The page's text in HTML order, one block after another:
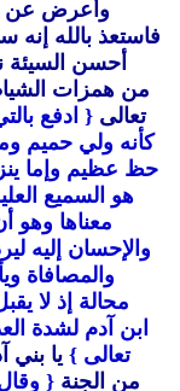
وأعرض عن
فاستعذ بالله إنه
أحسن
من همزات
تعالى { ادفع
كأنه ولي حميم وما
حظ عظيم وإما
هو السميع
معناها وهو
والإحسان إليه
والمصافاة
محالة إذ لا
ابن آدم لشدة
تعالى } يا بني
من الجنة {